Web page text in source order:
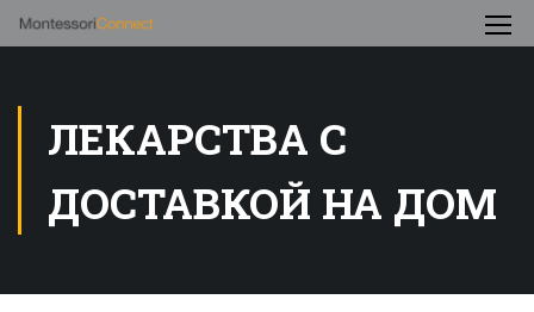
ЛЕКАРСТВА С
ДОСТАВКОЙ НА ДОМ